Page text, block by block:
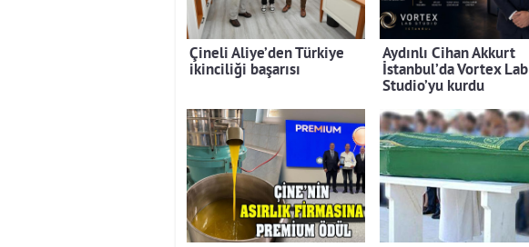
Çineli Aliye’den Türkiye
ikinciliği başarısı
Aydınlı Cihan Akkurt
İstanbul’da Vortex Lab
Studio’yu kurdu